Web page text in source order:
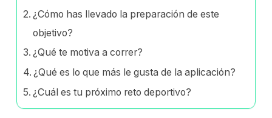
¿Cómo has llevado la preparación de este
objetivo?
¿Qué te motiva a correr?
¿Qué es lo que más le gusta de la aplicación?
¿Cuál es tu próximo reto deportivo?